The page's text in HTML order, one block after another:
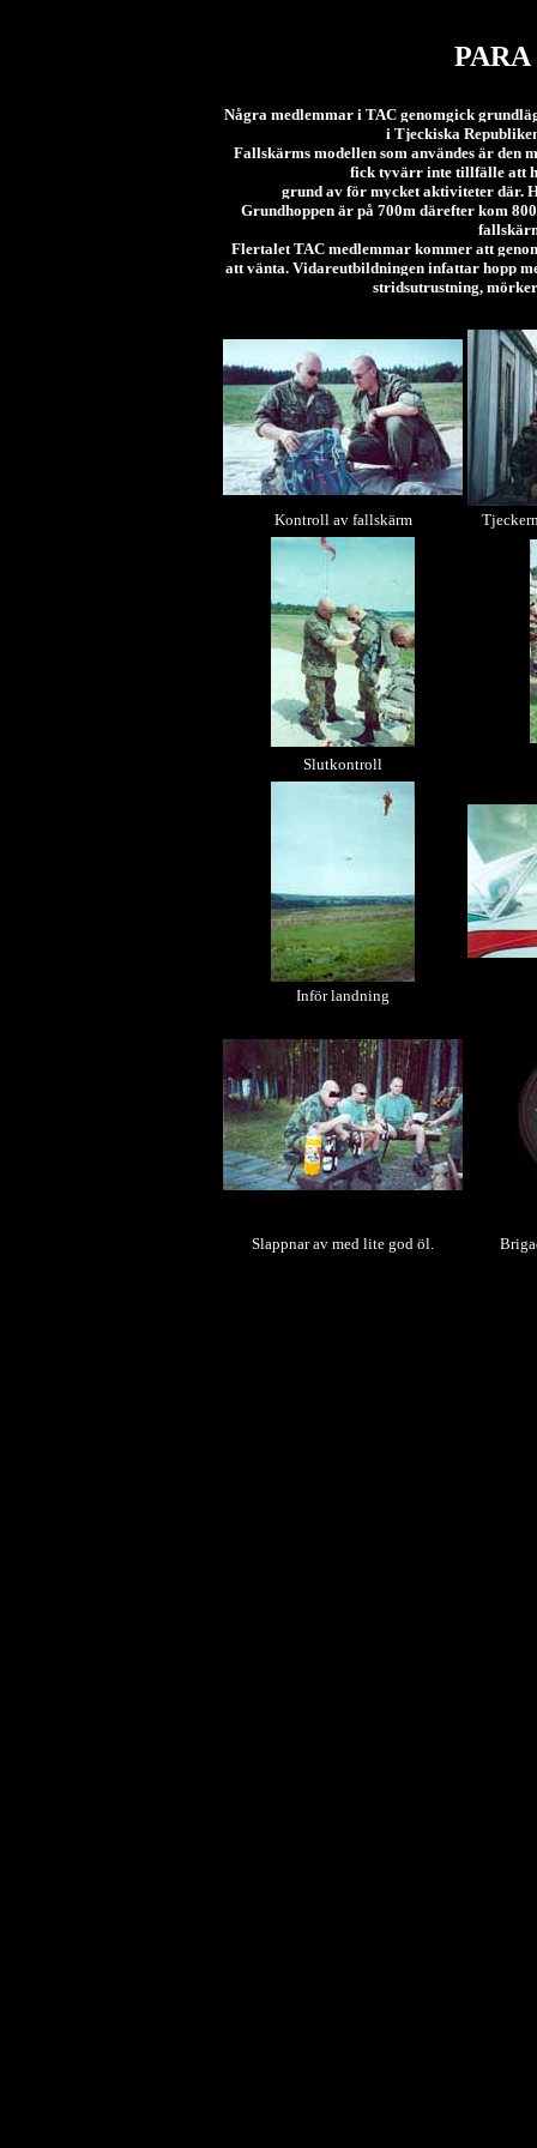
Några medlemmar i TAC genomgick
i Tjeckiska
Fallskärms modellen som användes är
fick tyvärr inte tillfälle att
grund av för mycket aktiviteter där.
Grundhoppen är på 700m därefter kom
Flertalet TAC medlemmar kommer att
att vänta. Vidareutbildningen infattar hopp
stridsutrustning,
Kontroll av fallskärm
Slutkontroll
Inför landning
Slappnar av med lite god öl.